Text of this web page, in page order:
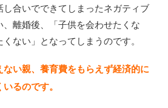
し合いでできてしまったネガティブ
、離婚後、「子供を会わせたくな
ない」となってしまうのです。
ない親、養育費をもらえず経済的に
るのです。